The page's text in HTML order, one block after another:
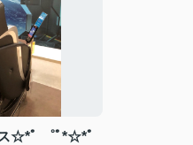
☆*ﾟ ゜ﾟ*☆*ﾟ